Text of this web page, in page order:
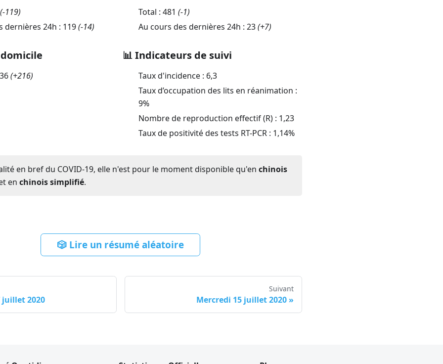
(-119)
dernières 24h : 119(-14)
Total : 481 (-1)
Au cours des dernières 24h : 23(+7)
(+216)
📊 Indicateurs de suivi
Taux d'incidence : 6,3
Taux d’occupation des lits en réanimation :
9%
Nombre de reproduction effectif (R) : 1,23
Taux de positivité des tests RT-PCR : 1,14%
en bref du COVID-19, elle n'est pour le moment disponible qu'en chinois
en chinois simplifié.
🎲 Lire un résumé aléatoire
juillet 2020
Suivant
Mercredi 15 juillet 2020 »